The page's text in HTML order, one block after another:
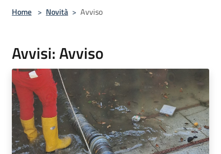
Home > Novità > Avviso
Avvisi: Avviso